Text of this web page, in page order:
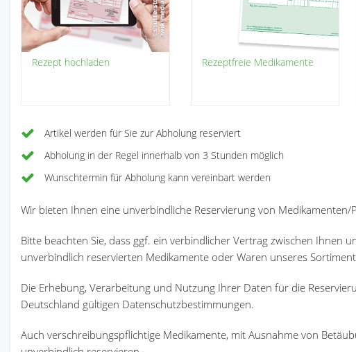
Rezept hochladen Rezeptfreie Medikamente
Artikel werden für Sie zur Abholung reserviert
Abholung in der Regel innerhalb von 3 Stunden möglich
Wunschtermin für Abholung kann vereinbart werden
Wir bieten Ihnen eine unverbindliche Reservierung von
Bitte beachten Sie, dass ggf. ein verbindlicher Vertrag zwischen Ihnen
unverbindlich reservierten Medikamente oder Waren unseres
Die Erhebung, Verarbeitung und Nutzung Ihrer Daten für die
Deutschland gültigen Datenschutzbestimmungen.
Auch verschreibungspflichtige Medikamente, mit Ausnahme von